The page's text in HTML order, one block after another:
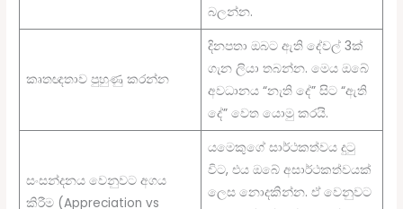
බලන්න.
කෘතඥතාව පුහුණු කරන්න
දිනපතා ඔබට ඇති දේවල් 3ක්
ගැන ලියා තබන්න. මෙය ඔබේ
අවධානය “නැති දේ” සිට “ඇති
දේ” වෙත යොමු කරයි.
සංසන්දනය වෙනුවට අගය
කිරීම (Appreciation vs
යමෙකුගේ සාර්ථකත්වය දුටු
විට, එය ඔබේ අසාර්ථකත්වයක්
ලෙස නොදකින්න. ඒ වෙනුවට